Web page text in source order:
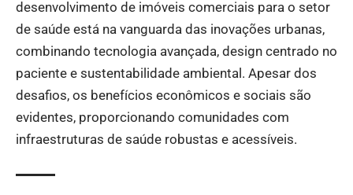
desenvolvimento de imóveis comerciais para o setor
de saúde está na vanguarda das inovações urbanas,
combinando tecnologia avançada, design centrado no
paciente e sustentabilidade ambiental. Apesar dos
desafios, os benefícios econômicos e sociais são
evidentes, proporcionando comunidades com
infraestruturas de saúde robustas e acessíveis.